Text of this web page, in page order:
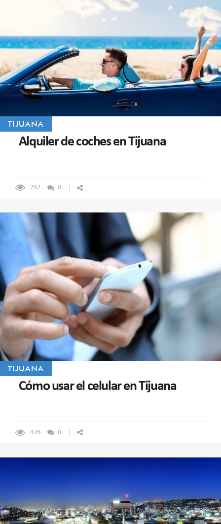
TIJUANA
Alquiler de coches en Tijuana
252 0
TIJUANA
Cómo usar el celular en Tijuana
476 0